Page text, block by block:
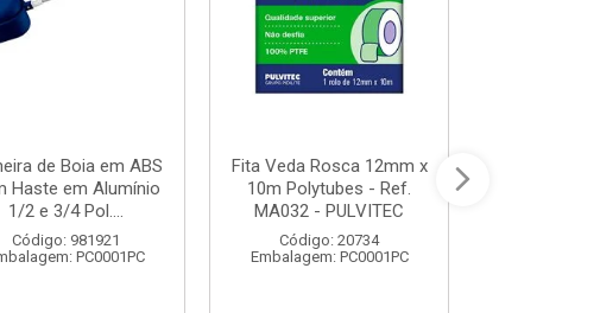
de Boia em ABS
Haste em Alumínio
1/2 e 3/4 Pol....
Código: 981921
PC0001PC
Fita Veda Rosca 12mm x
10m Polytubes - Ref.
MA032 - PULVITEC
Código: 20734
Embalagem: PC0001PC